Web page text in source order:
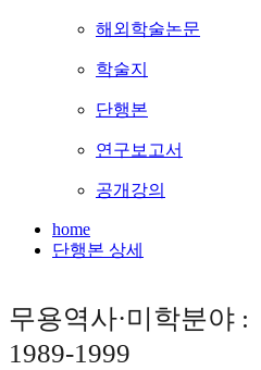
해외학술논문
학술지
단행본
연구보고서
공개강의
home
단행본 상세
무용역사·미학분야 :
1989-1999